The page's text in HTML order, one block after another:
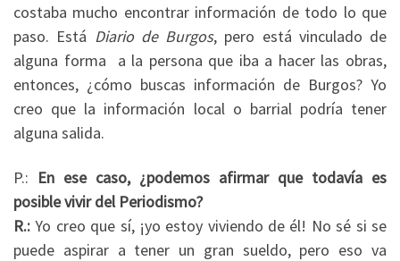
costaba mucho encontrar información de todo lo que
paso. Está Diario de Burgos, pero está vinculado de
alguna forma a la persona que iba a hacer las obras,
entonces, ¿cómo buscas información de Burgos? Yo
creo que la información local o barrial podría tener
alguna salida.
P.: En ese caso, ¿podemos afirmar que todavía es
posible vivir del Periodismo?
R.: Yo creo que sí, ¡yo estoy viviendo de él! No sé si se
puede aspirar a tener un gran sueldo, pero eso va